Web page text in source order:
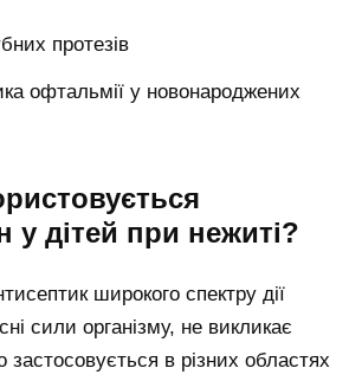
протезів
офтальмії у новонароджених
у дітей при нежиті?
широкого спектру дії
сили організму, не викликає
застосовується в різних областях